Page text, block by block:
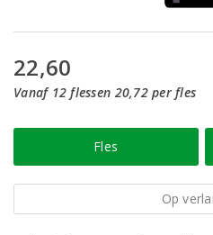
22,60
Vanaf 12 flessen 20,72 per fles
Fles
Op